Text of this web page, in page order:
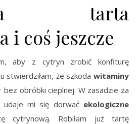
tarta
i coś jeszcze
aby z cytryn zrobić konfiturę
stwierdziłam, że szkoda witaminy
obróbki cieplnej. W zasadzie za
udaje mi się dorwać ekologiczne
cytrynową. Robiłam już tartę